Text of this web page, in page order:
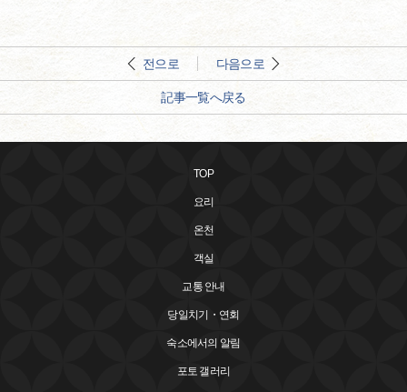
전으로 다음으로
記事一覧へ戻る
TOP
요리
온천
객실
교통 안내
당일치기・연회
숙소에서의 알림
포토 갤러리